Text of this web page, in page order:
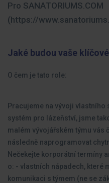
Pro SANATORIUMS.COM
(https://
Jaké budou vaše
O čem je tato role:
Pracujeme na vývoji
systém pro lázeňství, jsme
malém vývojářském týmu vás
následně naprogramovat
Nečekejte korporátní termíny
o: - vlastních nápadech, které
komunikaci s týmem (ne se